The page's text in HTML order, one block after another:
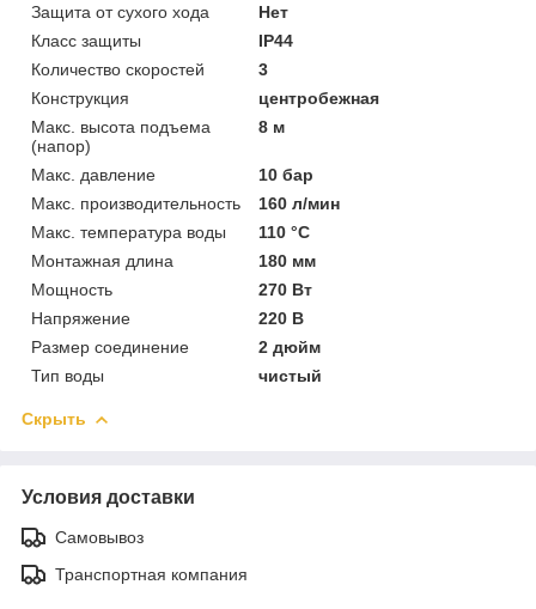
Защита от сухого хода
Нет
Класс защиты
IP44
Количество скоростей
3
Конструкция
центробежная
Макс. высота подъема
(напор)
8 м
Макс. давление
10 бар
Макс. производительность
160 л/мин
Макс. температура воды
110 °C
Монтажная длина
180 мм
Мощность
270 Вт
Напряжение
220 В
Размер соединение
2 дюйм
Тип воды
чистый
Скрыть
Условия доставки
Самовывоз
Транспортная компания